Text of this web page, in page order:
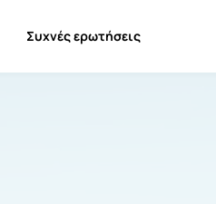
Συχνές ερωτήσεις